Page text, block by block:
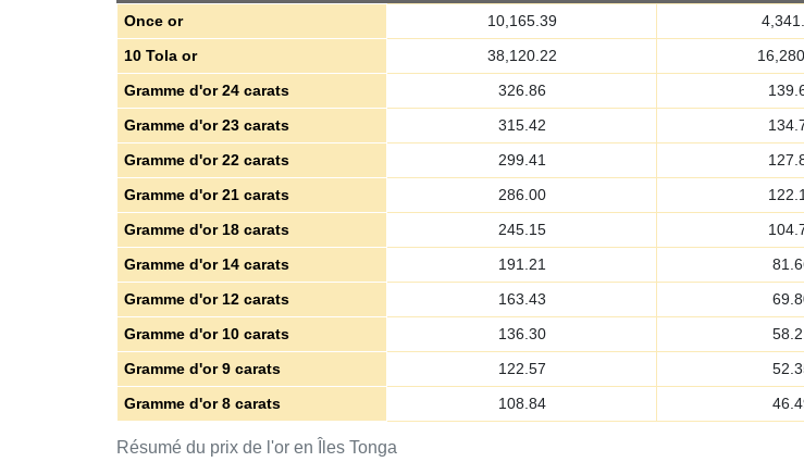
Résumé du prix de l'or en Îles Tonga
Once or 10,165.39
10 Tola or
38,120.22
Gramme d'or 24 carats
326.86
Gramme d'or 23 carats
315.42
Gramme d'or 22 carats
299.41
Gramme d'or 21 carats
286.00
Gramme d'or 18 carats
245.15
Gramme d'or 14 carats
191.21
Gramme d'or 12 carats
163.43
Gramme d'or 10 carats
136.30
Gramme d'or 9 carats
122.57
Gramme d'or 8 carats
108.84